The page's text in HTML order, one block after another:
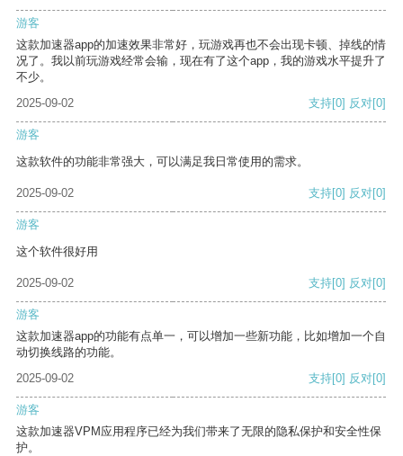
游客
这款加速器app的加速效果非常好，玩游戏再也不会出现卡顿、掉线的情
况了。我以前玩游戏经常会输，现在有了这个app，我的游戏水平提升了
不少。
2025-09-02
支持[0] 反对[0]
游客
这款软件的功能非常强大，可以满足我日常使用的需求。
2025-09-02 支持[0] 反对[0]
游客
这个软件很好用
2025-09-02 支持[0] 反对[0]
游客
这款加速器app的功能有点单一，可以增加一些新功能，比如增加一个自
动切换线路的功能。
2025-09-02
支持[0] 反对[0]
游客
这款加速器VPM应用程序已经为我们带来了无限的隐私保护和安全性保
护。